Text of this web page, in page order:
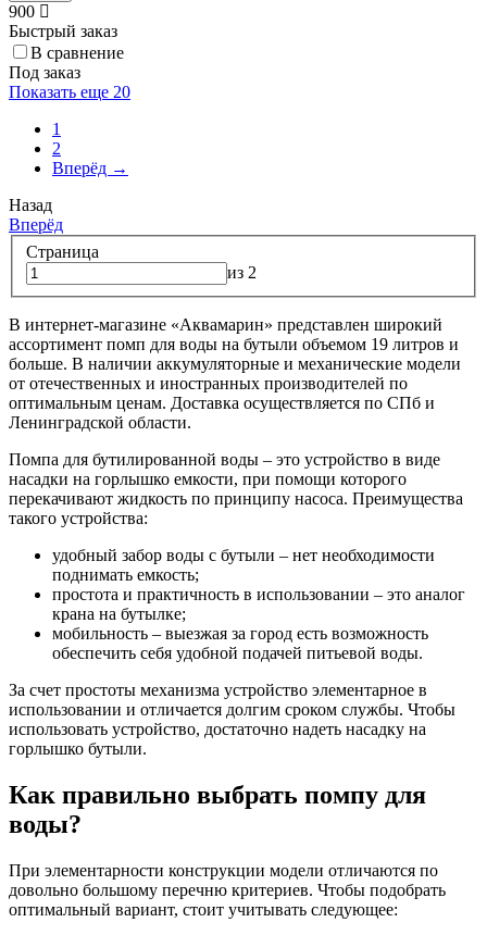
900
Быстрый заказ
В сравнение
Под заказ
Показать еще 20
1
2
Вперёд →
Назад
Вперёд
Страница
из 2
В интернет-магазине «Аквамарин» представлен широкий
ассортимент помп для воды на бутыли объемом 19 литров и
больше. В наличии аккумуляторные и механические модели
от отечественных и иностранных производителей по
оптимальным ценам. Доставка осуществляется по СПб и
Ленинградской области.
Помпа для бутилированной воды – это устройство в виде
насадки на горлышко емкости, при помощи которого
перекачивают жидкость по принципу насоса. Преимущества
такого устройства:
удобный забор воды с бутыли – нет необходимости
поднимать емкость;
простота и практичность в использовании – это аналог
крана на бутылке;
мобильность – выезжая за город есть возможность
обеспечить себя удобной подачей питьевой воды.
За счет простоты механизма устройство элементарное в
использовании и отличается долгим сроком службы. Чтобы
использовать устройство, достаточно надеть насадку на
горлышко бутыли.
Как правильно выбрать помпу для
воды?
При элементарности конструкции модели отличаются по
довольно большому перечню критериев. Чтобы подобрать
оптимальный вариант, стоит учитывать следующее: